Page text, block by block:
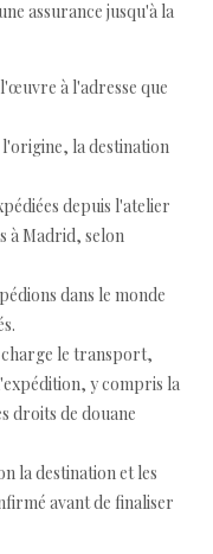
assurance jusqu'à la
à l'adresse que
l'origine, la destination
depuis l'atelier
à Madrid, selon
dans le monde
le transport,
y compris la
droits de douane
la destination et les
avant de finaliser